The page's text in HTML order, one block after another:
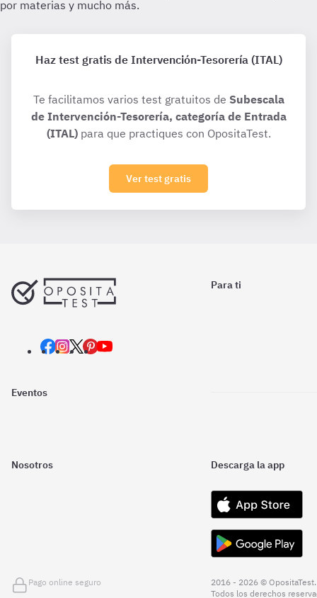
Haz test gratis de Intervención-Tesorería (ITAL)
Te facilitamos varios test gratuitos de Subescala
de Intervención-Tesorería, categoría de Entrada
(ITAL)para que practiques con OpositaTest.
Ver test gratis
Para ti
Eventos
Nosotros Descarga la app
Pago online seguro
2016 - 2026 © OpositaTest.
Todos los derechos